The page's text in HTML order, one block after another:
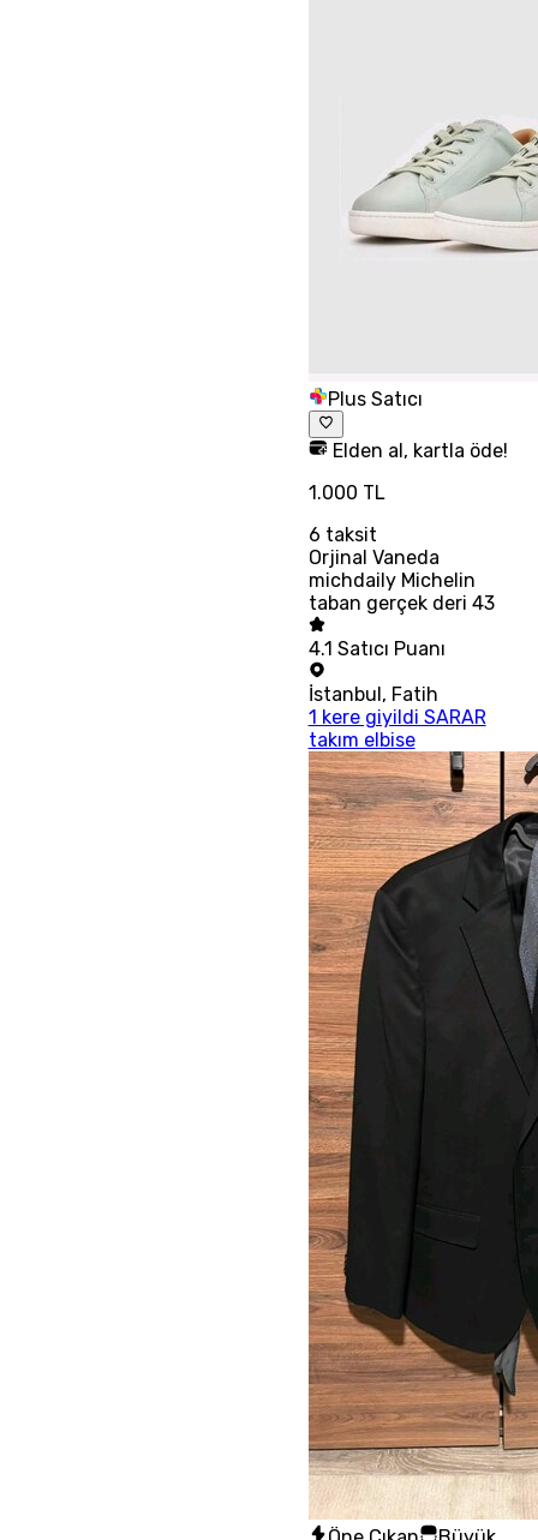
Plus Satıcı
Elden al, kartla öde!
1.000 TL
6 taksit
Orjinal Vaneda
michdaily Michelin
taban gerçek deri 43
4.1 Satıcı Puanı
İstanbul, Fatih
1 kere giyildi SARAR
takım elbise